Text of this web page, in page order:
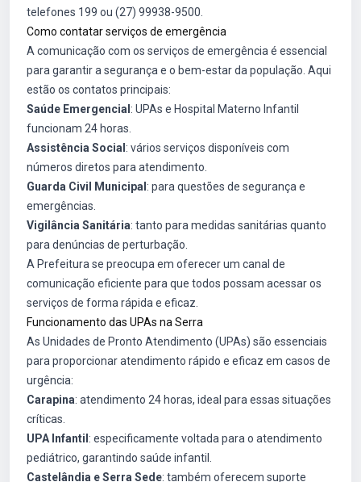
telefones 199 ou (27) 99938-9500.
Como contatar serviços de emergência
A comunicação com os serviços de emergência é essencial
para garantir a segurança e o bem-estar da população. Aqui
estão os contatos principais:
Saúde Emergencial : UPAs e Hospital Materno Infantil
funcionam 24 horas.
Assistência Social : vários serviços disponíveis com
números diretos para atendimento.
Guarda Civil Municipal : para questões de segurança e
emergências.
Vigilância Sanitária: tanto para medidas sanitárias quanto
para denúncias de perturbação.
A Prefeitura se preocupa em oferecer um canal de
comunicação eficiente para que todos possam acessar os
serviços de forma rápida e eficaz.
Funcionamento das UPAs na Serra
As Unidades de Pronto Atendimento (UPAs) são essenciais
para proporcionar atendimento rápido e eficaz em casos de
urgência:
Carapina: atendimento 24 horas, ideal para essas situações
críticas.
UPA Infantil : especificamente voltada para o atendimento
pediátrico, garantindo saúde infantil.
Castelândia e Serra Sede: também oferecem suporte